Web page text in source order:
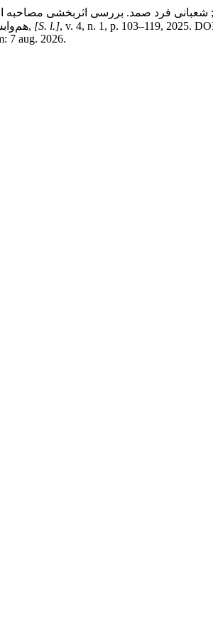
فرد صمد. بررسی اثربخشی مصاحبه
, [S. l.], v. 4, n. 1, p. 103–119, 2025.
7 aug. 2026.